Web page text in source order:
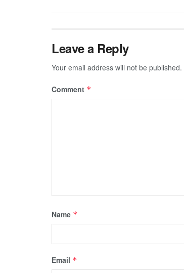
Leave a Reply
Your email address will not be published.
Comment *
Name *
Email *